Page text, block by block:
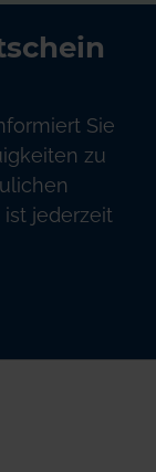
Sie
zu
jederzeit